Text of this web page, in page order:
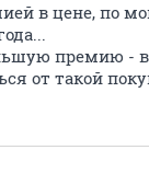
в цене, по
премию -
от такой